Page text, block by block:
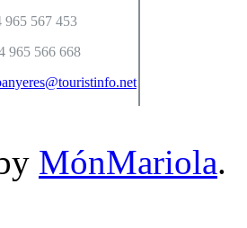
965 567 453
965 566 668
MónMariola.